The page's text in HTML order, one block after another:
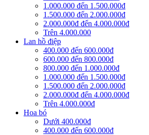
1.000.000 đến 1.500.000đ
1.500.000 đến 2.000.000đ
2.000.000đ đến 4.000.000đ
Trên 4.000.000
Lan hồ điệp
400.000 đến 600.000đ
600.000 đến 800.000đ
800.000 đến 1.000.000đ
1.000.000 đến 1.500.000đ
1.500.000 đến 2.000.000đ
2.000.000đ đến 4.000.000đ
Trên 4.000.000đ
Hoa bó
Dưới 400.000đ
400.000 đến 600.000đ